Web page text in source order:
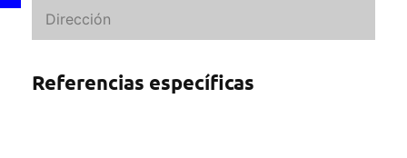
Dirección
Referencias específicas